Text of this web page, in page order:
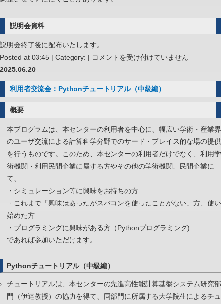
説明会資料
説明会終了後に配布いたします。
Posted at 03:45 | Category: | ス
ー
ピ
ュ
ー
タ
用
説
会
（初
者
コメントを受け付けていません
2025.06.20
利用者交流会：Pythonチュートリアル（中級編）
概要
本プログラムは、本センターの利用者を中心に、幅広い学術・産業界
のユーザ交流による計算科学分野でのサード・プレイス的な場の提供
を行うものです。このため、本センターの利用者だけでなく、利用学
術機関・利用民間企業に属する方やその他の学術機関、民間企業に
て、
・シミュレーション等に興味をお持ちの方
・これまで「興味はあったがスパコンを使ったことがない」方、使い
始めた方
・プログラミングに興味がある方（Pythonプログラミング)
であれば参加いただけます。
Pythonチュートリアル（中級編）
チュートリアルは、本センターの先進高性能計算基盤システム研究部
門（伊達教授）の協力を得て、同部門に所属する大学院生によるチュ